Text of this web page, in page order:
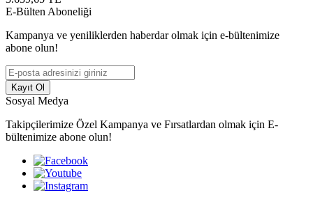
E-Bülten Aboneliği
Kampanya ve yeniliklerden haberdar olmak için e-bültenimize
abone olun!
Kayıt Ol
Sosyal Medya
Takipçilerimize Özel Kampanya ve Fırsatlardan olmak için E-
bültenimize abone olun!